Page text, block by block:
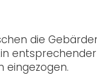
die
eingezogen.